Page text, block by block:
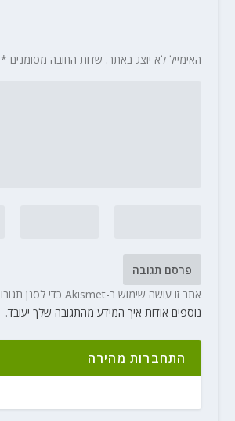
האימייל לא יוצג באתר. שדות החובה מסומנים *
אתר זו עושה שימוש ב-Akismet כדי לסנן תגובות זבל.
נוספים אודות איך המידע מהתגובה שלך יעובד.
התחברות מהירה